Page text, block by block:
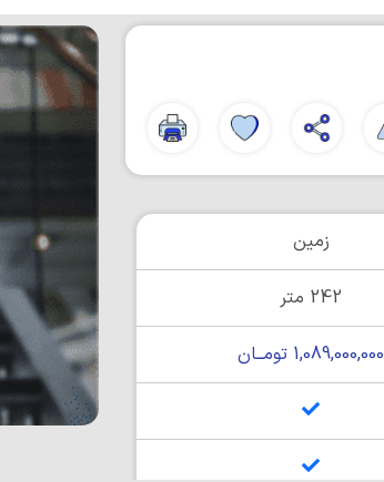
زمین
242 متر
1,089,000,000 تومــان